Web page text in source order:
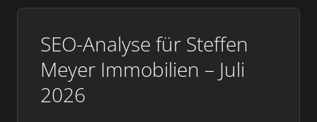
SEO-Analyse für Steffen
Meyer Immobilien – Juli
2026